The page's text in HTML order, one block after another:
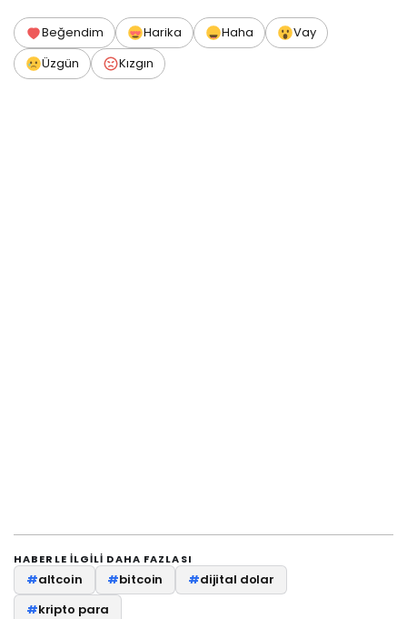
Beğendim Harika Haha
Vay
Üzgün
Kızgın
HABERLE ILGILI DAHA FAZLASI
#altcoin #bitcoin #dijital dolar
#kripto para